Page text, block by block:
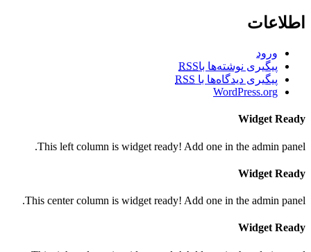
اطلاعات
ورود
پیگیری نوشته‌ها باRSS
پیگیری دیدگاه‌ها با RSS
WordPress.org
Widget Ready
This left column is widget ready! Add one in the admin panel.
Widget Ready
This center column is widget ready! Add one in the admin panel.
Widget Ready